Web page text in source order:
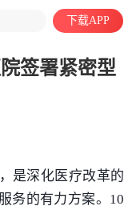
下载APP
签署紧密型
是深化医疗改革的
务的有力方案。10